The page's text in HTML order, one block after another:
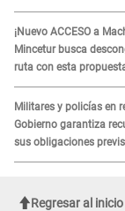
¡Nuevo ACCESO a
Mincetur busca
ruta con esta
Militares y policías en
Gobierno garantiza
sus obligaciones
Regresar al inicio